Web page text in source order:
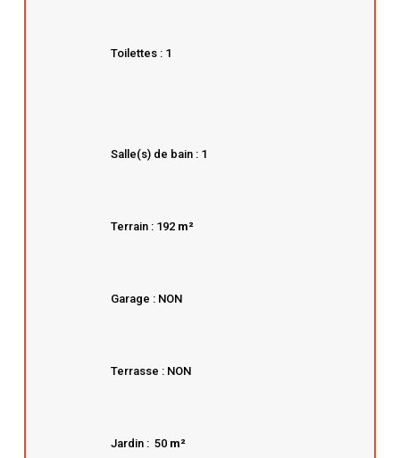
Toilettes : 1
Salle(s) de bain : 1
Terrain : 192 m²
Garage : NON
Terrasse : NON
Jardin : 50 m²